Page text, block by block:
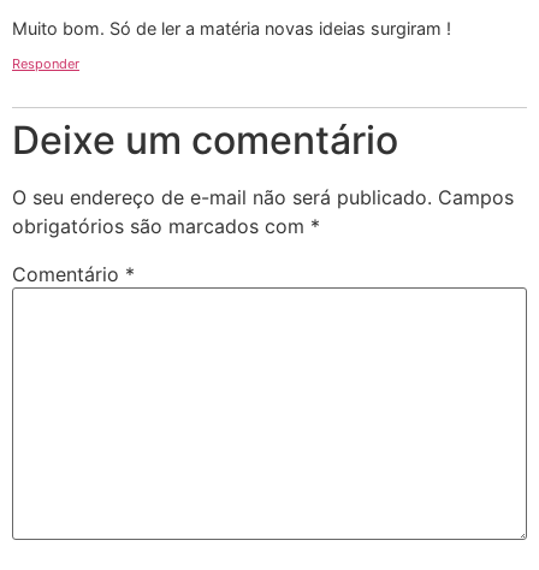
Muito bom. Só de ler a matéria novas ideias surgiram !
Responder
Deixe um comentário
O seu endereço de e-mail não será publicado. Campos
obrigatórios são marcados com *
Comentário *